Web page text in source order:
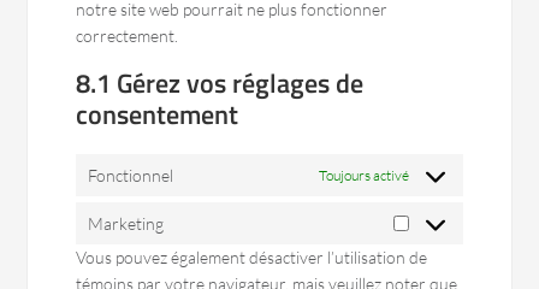
notre site web pourrait ne plus fonctionner
correctement.
8.1 Gérez vos réglages de
consentement
Fonctionnel Toujours activé
Marketing
Marketing
Vous pouvez également désactiver l’utilisation de
témoins par votre navigateur, mais veuillez noter que